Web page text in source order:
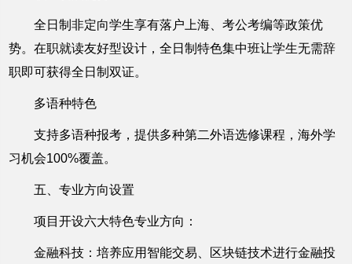
全日制非定向学生享有落户上海、考公考编等政策优
势。在职就读友好型设计，全日制特色集中班让学生无需辞
职即可获得全日制双证。
多语种特色
支持多语种报考，提供多种第二外语选修课程，海外学
习机会100%覆盖。
五、专业方向设置
项目开设六大特色专业方向：
金融科技：培养应用智能交易、区块链技术进行金融投